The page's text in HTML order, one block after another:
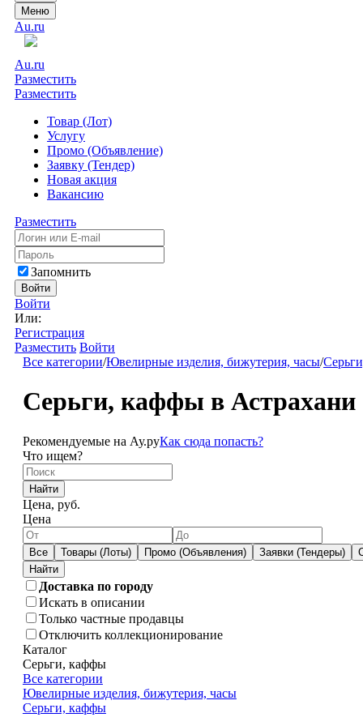
Меню
Au.ru
Au.ru
Разместить
Разместить
Товар (Лот)
Услугу
Промо (Объявление)
Заявку (Тендер)
Новая акция
Вакансию
Разместить
Запомнить
Войти
Войти
Или:
Регистрация
Разместить Войти
Все категории/Ювелирные изделия, бижутерия, часы/
Серьги, каффы в Астрахани
Рекомендуемые на Ау.руКак сюда попасть?
Что ищем?
Найти
Цена, руб.
Цена
Все Товары (Лоты) Промо (Объявления) Заявки (Тендеры)
Доставка по городу
Искать в описании
Только частные продавцы
Отключить коллекционирование
Каталог
Серьги, каффы
Все категории
Ювелирные изделия, бижутерия, часы
Серьги, каффы